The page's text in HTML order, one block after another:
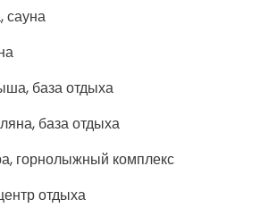
база отдыха
база отдыха
горнолыжный комплекс
отдыха